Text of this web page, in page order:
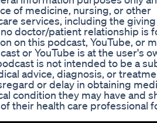
of medicine, nursing, or other
services, including the
doctor/patient relationship is
on this podcast, YouTube, or
or YouTube is at the user's
is not intended to be a
advice, diagnosis, or
or delay in obtaining
condition they may have and
their health care professional